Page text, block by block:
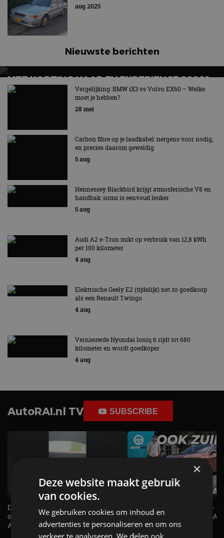
aug 2025
Nieuwste berichten
MET KORTING NAAR EV EXPERIENCE 2026?
AUTORAI REGELT HET!
EV Experience 2026 van 24 tot 26 september
Vergelijking: BMW iX3 vs Volvo EX60 – Welke
moet je hebben?
28 mei
Carbon fibre op je laadkabel: nergens voor nodig,
en precies daarom geweldig
5 aug
Hennessey Blackbird krijgt atmosferische V8 en
handbak: soms is eenvoud leuker
5 aug
Audi A2 e-Tron mikt op verbruik van 12,8 kWh
per 100 kilometer
4 aug
Elektrische Geely E2 (tijdelijk) net zo goedkoop
als een Renault Twingo
4 aug
Vernieuwde Hyundai Ioniq 6 rijdt tot 680
kilometer en wordt goedkoper
4 aug
AutoRAI.nl TV SUBSCRIBE
De Renault Twingo heeft een
opvallende snelheidsmeter! -
AutoRAI TV
De perfecte (gezins)taxi? -
ES500e (2026) - REVIEW -
UITGELEGD! - AutoRAI TV
×
Deze website maakt gebruik
van cookies.
We gebruiken cookies om inhoud en
advertenties te personaliseren en om ons
verkeer te analyseren. We delen ook